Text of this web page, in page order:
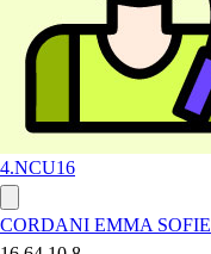
4.NCU16
CORDANI EMMA SOFIE